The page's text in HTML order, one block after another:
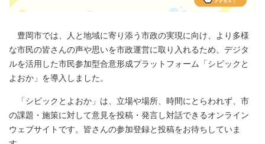
豊岡市では、人と地域に寄り添う市政の実現に向け、より多様
な市民の皆さんの声や思いを市政運営に取り入れるため、デジタ
ルを活用した市民参加型合意形成プラットフォーム「シビックと
よおか」を導入しました。
「シビックとよおか」は、立場や場所、時間にとらわれず、市
の課題・施策に対して意見を投稿・発言し対話できるオンライン
ウェブサイトです。皆さんの参加登録と投稿をお待ちしていま